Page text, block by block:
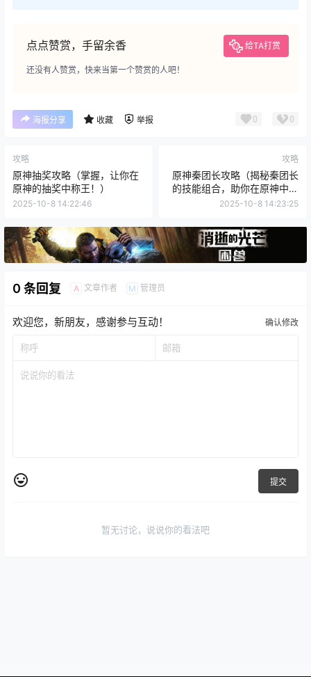
点点赞赏，手留余香 给TA打赏
还没有人赞赏，快来当第一个赞赏的人吧！
海报分享 收藏 举报 0 0
攻略
原神抽奖攻略（掌握，让你在
原神的抽奖中称王！）
2025-10-8 14:22:46
攻略
原神秦团长攻略（揭秘秦团长
的技能组合，助你在原神中称
霸战场！）
2025-10-8 14:23:25
0 条回复 A 文章作者 M 管理员
欢迎您，新朋友，感谢参与互动！ 确认修改
提交
暂无讨论，说说你的看法吧